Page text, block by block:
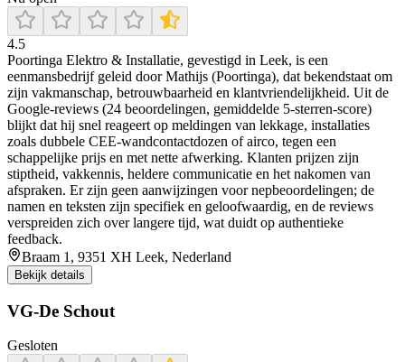
4.5
Poortinga Elektro & Installatie, gevestigd in Leek, is een
eenmansbedrijf geleid door Mathijs (Poortinga), dat bekendstaat om
zijn vakmanschap, betrouwbaarheid en klantvriendelijkheid. Uit de
Google-reviews (24 beoordelingen, gemiddelde 5-sterren-score)
blijkt dat hij snel reageert op meldingen van lekkage, installaties
zoals dubbele CEE-wandcontactdozen of airco, tegen een
schappelijke prijs en met nette afwerking. Klanten prijzen zijn
stiptheid, vakkennis, heldere communicatie en het nakomen van
afspraken. Er zijn geen aanwijzingen voor nepbeoordelingen; de
namen en teksten zijn specifiek en geloofwaardig, en de reviews
verspreiden zich over langere tijd, wat duidt op authentieke
feedback.
Braam 1, 9351 XH Leek, Nederland
Bekijk details
VG-De Schout
Gesloten